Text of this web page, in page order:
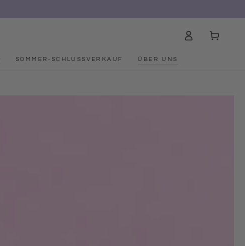
SOMMER-SCHLUSSVERKAUF ÜBER UNS
EinloggenWarenkorb